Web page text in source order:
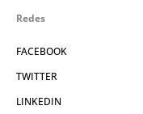
Redes
FACEBOOK
TWITTER
LINKEDIN